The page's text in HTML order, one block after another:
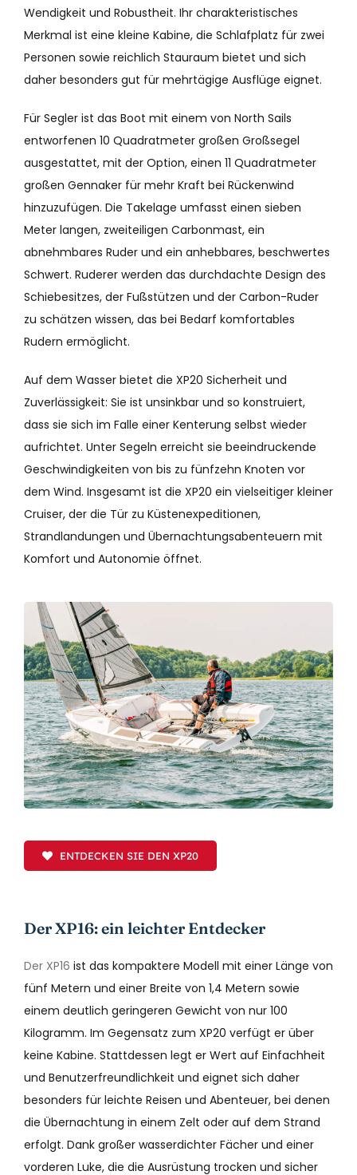
Wendigkeit und Robustheit. Ihr charakteristisches
Merkmal ist eine kleine Kabine, die Schlafplatz für zwei
Personen sowie reichlich Stauraum bietet und sich
daher besonders gut für mehrtägige Ausflüge eignet.
Für Segler ist das Boot mit einem von North Sails
entworfenen 10 Quadratmeter großen Großsegel
ausgestattet, mit der Option, einen 11 Quadratmeter
großen Gennaker für mehr Kraft bei Rückenwind
hinzuzufügen. Die Takelage umfasst einen sieben
Meter langen, zweiteiligen Carbonmast, ein
abnehmbares Ruder und ein anhebbares, beschwertes
Schwert. Ruderer werden das durchdachte Design des
Schiebesitzes, der Fußstützen und der Carbon-Ruder
zu schätzen wissen, das bei Bedarf komfortables
Rudern ermöglicht.
Auf dem Wasser bietet die XP20 Sicherheit und
Zuverlässigkeit: Sie ist unsinkbar und so konstruiert,
dass sie sich im Falle einer Kenterung selbst wieder
aufrichtet. Unter Segeln erreicht sie beeindruckende
Geschwindigkeiten von bis zu fünfzehn Knoten vor
dem Wind. Insgesamt ist die XP20 ein vielseitiger kleiner
Cruiser, der die Tür zu Küstenexpeditionen,
Strandlandungen und Übernachtungsabenteuern mit
Komfort und Autonomie öffnet.
ENTDECKEN SIE DEN XP20
Der XP16: ein leichter Entdecker
Der XP16 ist das kompaktere Modell mit einer Länge von
fünf Metern und einer Breite von 1,4 Metern sowie
einem deutlich geringeren Gewicht von nur 100
Kilogramm. Im Gegensatz zum XP20 verfügt er über
keine Kabine. Stattdessen legt er Wert auf Einfachheit
und Benutzerfreundlichkeit und eignet sich daher
besonders für leichte Reisen und Abenteuer, bei denen
die Übernachtung in einem Zelt oder auf dem Strand
erfolgt. Dank großer wasserdichter Fächer und einer
vorderen Luke, die die Ausrüstung trocken und sicher